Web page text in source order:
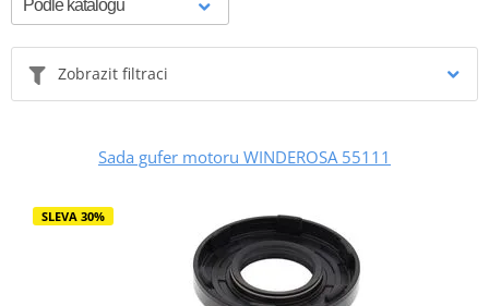
Zobrazit filtraci
Sada gufer motoru WINDEROSA 55111
SLEVA 30%